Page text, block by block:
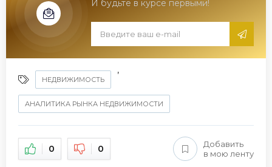
И будьте в курсе первыми!
НЕДВИЖИМОСТЬ
,
АНАЛИТИКА РЫНКА НЕДВИЖИМОСТИ
0 0
Добавить
в мою ленту